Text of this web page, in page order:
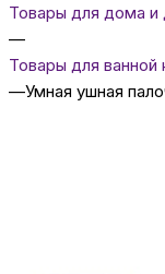
Товары для дома и
—
Товары для ванной
—Умная ушная